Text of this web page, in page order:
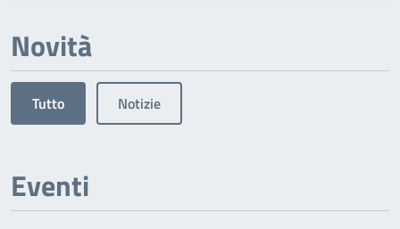
Novità
Tutto Notizie
Eventi